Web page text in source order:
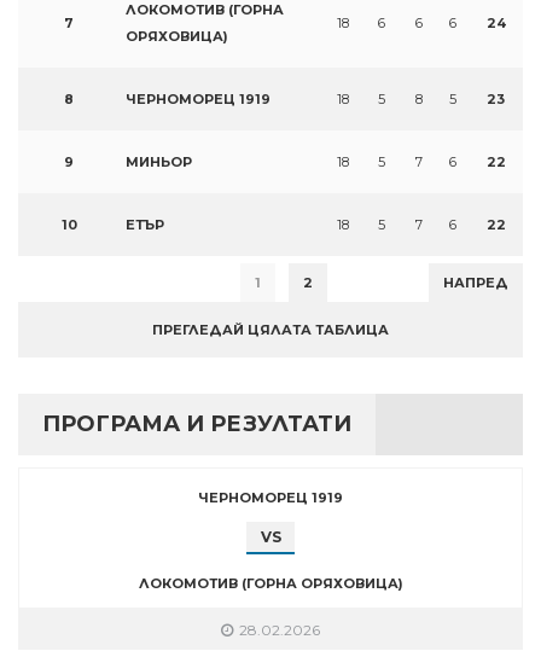
7
ЛОКОМОТИВ (ГОРНА
ОРЯХОВИЦА)
18 6 6 6 24
8 ЧЕРНОМОРЕЦ 1919 18 5 8 5 23
9 МИНЬОР 18 5 7 6 22
10 ЕТЪР 18 5 7 6 22
1 2 НАПРЕД
ПРЕГЛЕДАЙ ЦЯЛАТА ТАБЛИЦА
ПРОГРАМА И РЕЗУЛТАТИ
ЧЕРНОМОРЕЦ 1919
VS
ЛОКОМОТИВ (ГОРНА ОРЯХОВИЦА)
28.02.2026